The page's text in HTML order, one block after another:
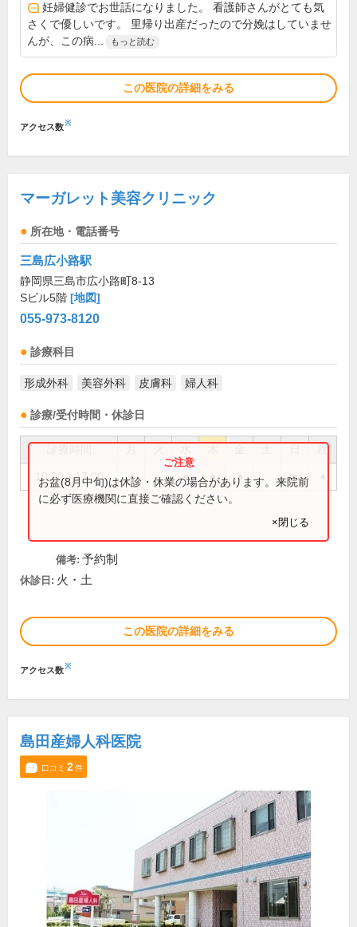
妊婦健診でお世話になりました。 看護師さんがとても気
さくで優しいです。 里帰り出産だったので分娩はしていませ
んが、この病...
もっと読む
この医院の詳細をみる
アクセス数※
マーガレット美容クリニック
所在地・電話番号
三島広小路駅
静岡県三島市広小路町8-13
Sビル5階 [地図]
055-973-8120
診療科目
形成外科 美容外科 皮膚科 婦人科
診療/受付時間・休診日
祝
10:00～17:00 ● ● ● ● ●
お盆(8月中旬)は休診・休業の場合があります。来院前
に必ず医療機関に直接ご確認ください。
×閉じる
備考: 予約制
休診日: 火・土
この医院の詳細をみる
アクセス数※
島田産婦人科医院
口コミ 2件